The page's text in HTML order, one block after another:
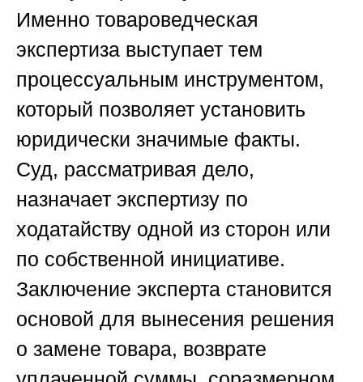
Именно товароведческая
экспертиза выступает тем
процессуальным инструментом,
который позволяет установить
юридически значимые факты.
Суд, рассматривая дело,
назначает экспертизу по
ходатайству одной из сторон или
по собственной инициативе.
Заключение эксперта становится
основой для вынесения решения
о замене товара, возврате